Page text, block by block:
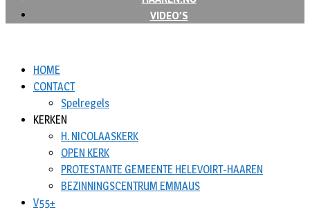
VIDEO’S
HOME
CONTACT
Spelregels
KERKEN
H. NICOLAASKERK
OPEN KERK
PROTESTANTE GEMEENTE HELEVOIRT-HAAREN
BEZINNINGSCENTRUM EMMAUS
V55+